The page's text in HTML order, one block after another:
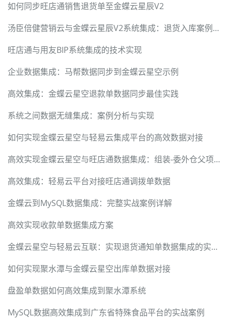
如何同步旺店通销售退货单至金蝶云星辰V2
汤臣倍健营销云与金蝶云星辰V2系统集成：退货入库案例详解
旺店通与用友BIP系统集成的技术实现
企业数据集成：马帮数据同步到金蝶云星空示例
高效集成：金蝶云星空退款单数据同步最佳实践
系统之间数据无缝集成：案例分析与实现
如何实现金蝶云星空与轻易云集成平台的高效数据对接
高效实现金蝶云星空与旺店通数据集成：组装-委外仓父项入库的解决方案
高效集成：轻易云平台对接旺店通调拨单数据
金蝶云到MySQL数据集成：完整实战案例详解
高效实现收款单数据集成方案
金蝶云星空与轻易云互联：实现退货通知单数据集成的实战案例
如何实现聚水潭与金蝶云星空出库单数据对接
盘盈单数据如何高效集成到聚水潭系统
MySQL数据高效集成到广东省特殊食品平台的实战案例